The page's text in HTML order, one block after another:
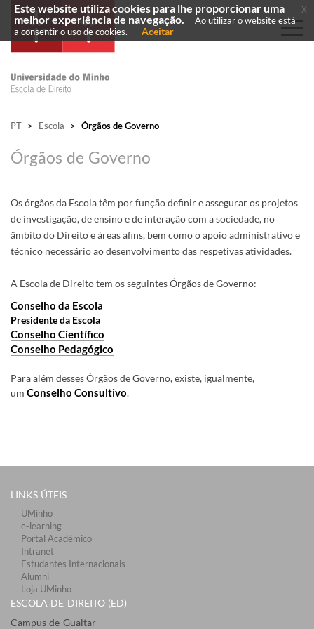
PT > Escola > Órgãos de Governo
Órgãos de Governo
Os órgãos da Escola têm por função definir e assegurar os projetos
de investigação, de ensino e de interação com a sociedade, no
âmbito do Direito e áreas afins, bem como o apoio administrativo e
técnico necessário ao desenvolvimento das respetivas atividades.
A Escola de Direito tem os seguintes Órgãos de Governo:
Conselho da Escola
Presidente da Escola
Conselho Científico
Conselho Pedagógico
Para além desses Órgãos de Governo, existe, igualmente,
um Conselho Consultivo.
LINKS ÚTEIS​
UMinho
e-learning
Portal Académico
Intranet
Estudantes Inter​​nacionais
Alumni
Loja UMinho
ESCOLA DE DIREITO (ED)
Campus de Gualtar ​​
Este website utiliza cookies para lhe proporcionar uma
melhor experiência de navegação.
Ao utilizar o website está
a consentir o uso de cookies.
Aceitar
x